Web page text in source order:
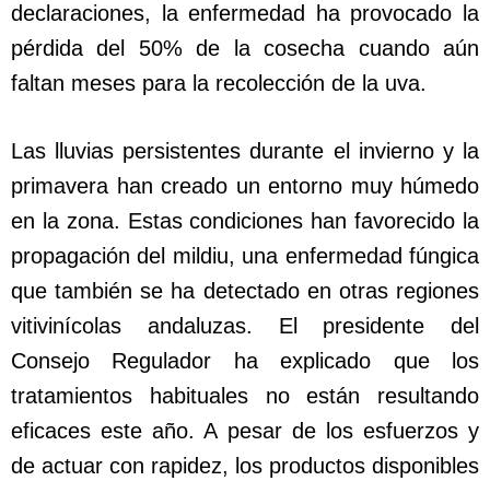
declaraciones, la enfermedad ha provocado la
pérdida del 50% de la cosecha cuando aún
faltan meses para la recolección de la uva.
Las lluvias persistentes durante el invierno y la
primavera han creado un entorno muy húmedo
en la zona. Estas condiciones han favorecido la
propagación del mildiu, una enfermedad fúngica
que también se ha detectado en otras regiones
vitivinícolas andaluzas. El presidente del
Consejo Regulador ha explicado que los
tratamientos habituales no están resultando
eficaces este año. A pesar de los esfuerzos y
de actuar con rapidez, los productos disponibles